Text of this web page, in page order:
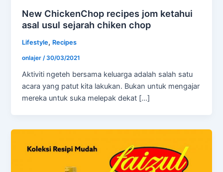
New ChickenChop recipes jom ketahui
asal usul sejarah chiken chop
Lifestyle, Recipes
onlajer /30/03/2021
Aktiviti ngeteh bersama keluarga adalah salah satu
acara yang patut kita lakukan. Bukan untuk mengajar
mereka untuk suka melepak dekat […]